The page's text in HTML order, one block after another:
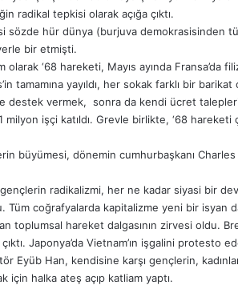
radikal tepkisi olarak açığa çıktı.
sözde hür dünya (burjuva demokrasisinden
bir etmişti.
‘68 hareketi, Mayıs ayında Fransa’da
tamamına yayıldı, her sokak farklı bir
destek vermek, sonra da kendi ücret
milyon işçi katıldı. Grevle birlikte, ‘68
büyümesi, dönemin cumhurbaşkanı Charles
radikalizmi, her ne kadar siyasi bir
coğrafyalarda kapitalizme yeni bir isyan
toplumsal hareket dalgasının zirvesi oldu.
Japonya’da Vietnam’ın işgalini protesto
Eyüb Han, kendisine karşı gençlerin,
halka ateş açıp katliam yaptı.